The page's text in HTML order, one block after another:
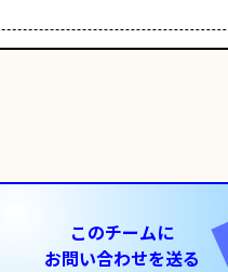
このチームに
お問い合わせを送る